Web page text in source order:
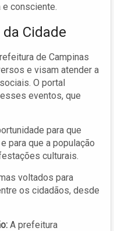
consciente.
Cidade
de Campinas
e visam atender a
O portal
eventos, que
para que
para que a população
culturais.
voltados para
os cidadãos, desde
A prefeitura